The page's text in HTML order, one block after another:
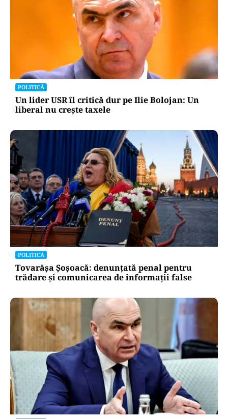
POLITICĂ
Un lider USR îl critică dur pe Ilie Bolojan: Un
liberal nu crește taxele
POLITICĂ
Tovarășa Șoșoacă: denunțată penal pentru
trădare și comunicarea de informații false